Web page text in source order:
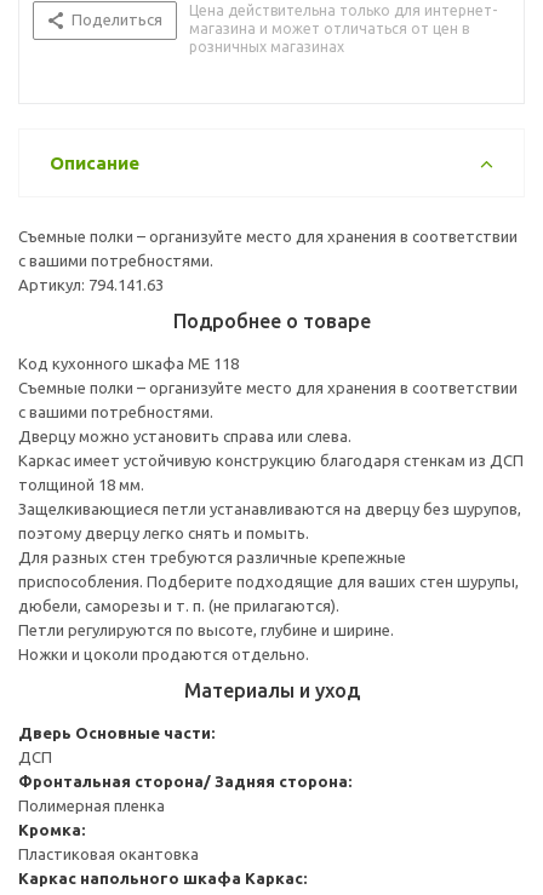
Поделиться
Цена действительна только для интернет-
магазина и может отличаться от цен в
розничных магазинах
Описание
Съемные полки – организуйте место для хранения в соответствии
с вашими потребностями.
Артикул: 794.141.63
Подробнее о товаре
Код кухонного шкафа ME 118
Съемные полки – организуйте место для хранения в соответствии
с вашими потребностями.
Дверцу можно установить справа или слева.
Каркас имеет устойчивую конструкцию благодаря стенкам из ДСП
толщиной 18 мм.
Защелкивающиеся петли устанавливаются на дверцу без шурупов,
поэтому дверцу легко снять и помыть.
Для разных стен требуются различные крепежные
приспособления. Подберите подходящие для ваших стен шурупы,
дюбели, саморезы и т. п. (не прилагаются).
Петли регулируются по высоте, глубине и ширине.
Ножки и цоколи продаются отдельно.
Материалы и уход
Дверь Основные части:
ДСП
Фронтальная сторона/ Задняя сторона:
Полимерная пленка
Кромка:
Пластиковая окантовка
Каркас напольного шкафа Каркас: